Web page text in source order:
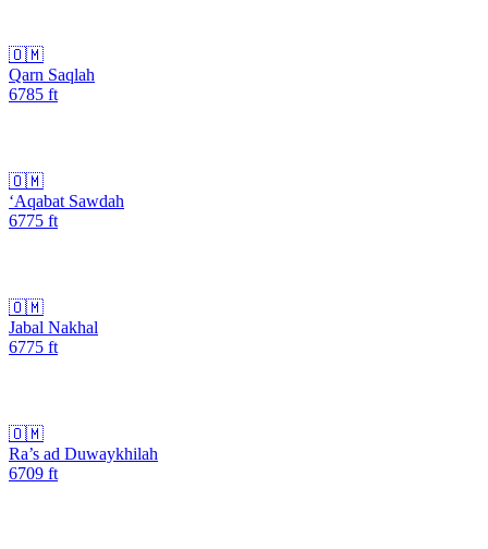
🇴🇲
Qarn Saqlah
6785 ft
🇴🇲
‘Aqabat Sawdah
6775 ft
🇴🇲
Jabal Nakhal
6775 ft
🇴🇲
Ra’s ad Duwaykhilah
6709 ft